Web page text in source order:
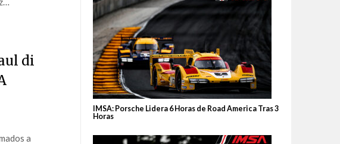
di
a
IMSA: Porsche Lidera 6 Horas de Road America Tras 3
Horas